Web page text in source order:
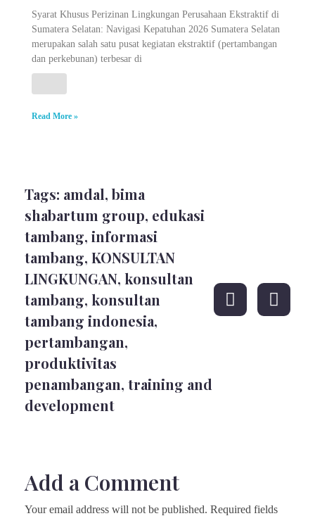
Syarat Khusus Perizinan Lingkungan Perusahaan Ekstraktif di
Sumatera Selatan: Navigasi Kepatuhan 2026 Sumatera Selatan
merupakan salah satu pusat kegiatan ekstraktif (pertambangan
dan perkebunan) terbesar di
Read More »
Tags: amdal, bima
shabartum group, edukasi
tambang, informasi
tambang, KONSULTAN
LINGKUNGAN, konsultan
tambang, konsultan
tambang indonesia,
pertambangan,
produktivitas
penambangan, training and
development
Add a Comment
Your email address will not be published. Required fields